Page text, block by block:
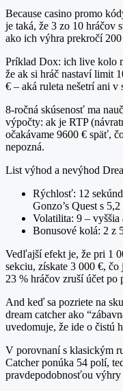
Because casino promo
je taká, že 3 zo 10 hráčov
ako ich výhra prekročí 200
Príklad Dox: ich live kolo
že ak si hráč nastaví limit
€ – aká ruleta nešetrí ani
8‑ročná skúsenosť ma
výpočty: ak je RTP
očakávame 9600 € späť,
nepozná.
List výhod a nevýhod
Rýchlosť: 12
Gonzo’s Quest s
Volatilita: 9 – vyššia
Bonusové kolá: 2 z
Vedľajší efekt je, že pri 1
sekciu, získate 3 000 €, čo
23 % hráčov zruší účet po
And keď sa pozriete na
dream catcher ako
uvedomuje, že ide o čistú
V porovnaní s klasickým
Catcher ponúka 54 polí,
pravdepodobnosťou